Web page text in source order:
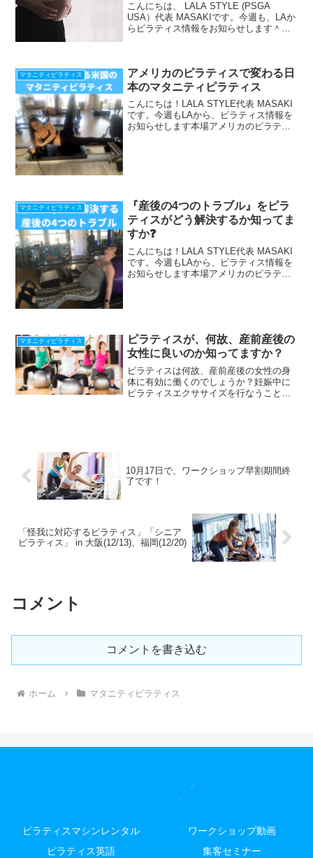
こんにちは、 LALA STYLE (PSGA
USA）代表 MASAKIです。今週も、LAか
らピラティス情報をお知らせします＾＾
増...
マタニティピラティス
アメリカのピラティスで変わる日
本のマタニティピラティス
こんにちは！LALA STYLE代表 MASAKI
です。今週もLAから、ピラティス情報を
お知らせします本場アメリカのピラティ
マタニティピラティス
『産後の4つのトラブル』をピラ
ティスがどう解決するか知ってま
すか❓
こんにちは！LALA STYLE代表 MASAKI
です。今週もLAから、ピラティス情報を
お知らせします本場アメリカのピラティ
マタニティピラティス
ピラティスが、何故、産前産後の
女性に良いのか知ってますか？
ピラティスは何故、産前産後の女性の身
体に有効に働くのでしょうか？妊娠中に
ピラティスエクササイズを行なうことが
10月17日で、ワークショップ早割期間終
了です！
「怪我に対応するピラティス」「シニア
ピラティス」 in 大阪(12/13)、福岡(12/20)
コメント
コメントを書き込む
ホーム マタニティピラティス
ピラティスマシンレンタル
ワークショップ動画
ピラティス英語
集客セミナー